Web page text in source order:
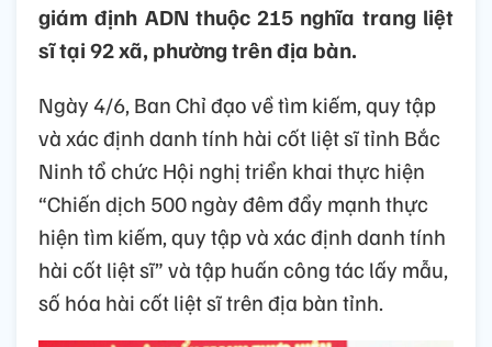
giám định ADN thuộc 215 nghĩa trang liệt
sĩ tại 92 xã, phường trên địa bàn.
Ngày 4/6, Ban Chỉ đạo về tìm kiếm, quy tập
và xác định danh tính hài cốt liệt sĩ tỉnh Bắc
Ninh tổ chức Hội nghị triển khai thực hiện
“Chiến dịch 500 ngày đêm đẩy mạnh thực
hiện tìm kiếm, quy tập và xác định danh tính
hài cốt liệt sĩ” và tập huấn công tác lấy mẫu,
số hóa hài cốt liệt sĩ trên địa bàn tỉnh.